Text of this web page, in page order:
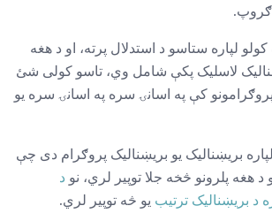
لپاره ستاسو د استدلال پرته، او د هغه
لاسلیک پکې شامل وي، تاسو کولی شئ
کې په اسانۍ سره په اسانۍ سره یو
لپاره بریښنالیک یو بریښناليک پروګرام دی چې
د هغه پلرونو څخه جلا توپیر لري، نو د
د بریښنالیک ترتیب یو څه توپیر لري.